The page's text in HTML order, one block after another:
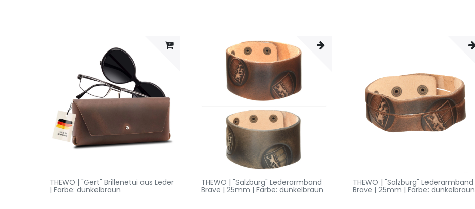
THEWO | "Gert" Brillenetui aus Leder
| Farbe: dunkelbraun
THEWO | "Salzburg" Lederarmband
Brave | 25mm | Farbe: dunkelbraun
THEWO | "Salzburg" Lederarmband
Brave | 25mm | Farbe: dunkelbraun